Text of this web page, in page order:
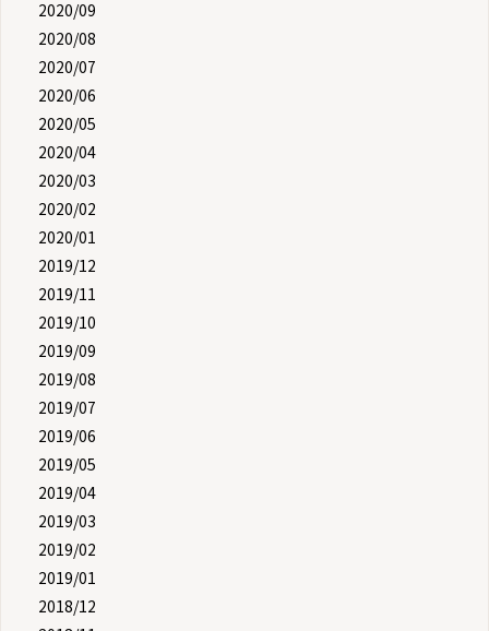
2020/09
2020/08
2020/07
2020/06
2020/05
2020/04
2020/03
2020/02
2020/01
2019/12
2019/11
2019/10
2019/09
2019/08
2019/07
2019/06
2019/05
2019/04
2019/03
2019/02
2019/01
2018/12